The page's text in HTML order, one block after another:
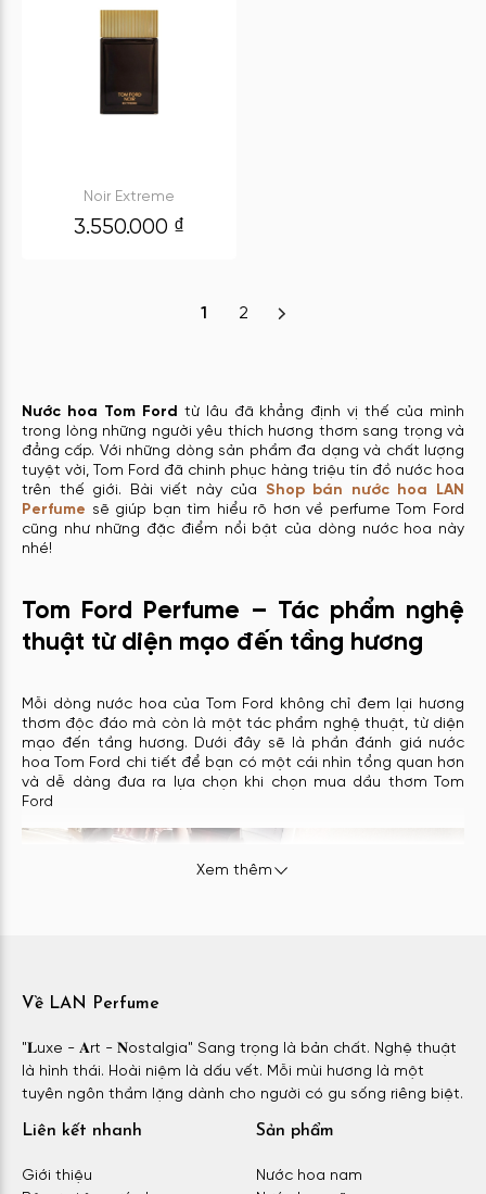
Noir Extreme
3.550.000 ₫
1 2
Nước hoa Tom Ford từ lâu đã khẳng định vị thế của mình
trong lòng những người yêu thích hương thơm sang trọng và
đẳng cấp. Với những dòng sản phẩm đa dạng và chất lượng
tuyệt vời, Tom Ford đã chinh phục hàng triệu tín đồ nước hoa
trên thế giới. Bài viết này của Shop bán nước hoa LAN
Perfume sẽ giúp bạn tìm hiểu rõ hơn về perfume Tom Ford
cũng như những đặc điểm nổi bật của dòng nước hoa này
nhé!
Tom Ford Perfume – Tác phẩm nghệ
thuật từ diện mạo đến tầng hương
Mỗi dòng nước hoa của Tom Ford không chỉ đem lại hương
thơm độc đáo mà còn là một tác phẩm nghệ thuật, từ diện
mạo đến tầng hương. Dưới đây sẽ là phần đánh giá nước
hoa Tom Ford chi tiết để bạn có một cái nhìn tổng quan hơn
và dễ dàng đưa ra lựa chọn khi chọn mua dầu thơm Tom
Ford
Nước hoa Tom Ford – Lời tuyên cho phong cách sống
thượng lưu
Diện mạo
Xem thêm
Về LAN Perfume
"𝐋uxe - 𝐀rt - 𝐍ostalgia" Sang trọng là bản chất. Nghệ thuật
là hình thái. Hoài niệm là dấu vết. Mỗi mùi hương là một
tuyên ngôn thầm lặng dành cho người có gu sống riêng biệt.
Liên kết nhanh
Giới thiệu
Sản phẩm
Nước hoa nam